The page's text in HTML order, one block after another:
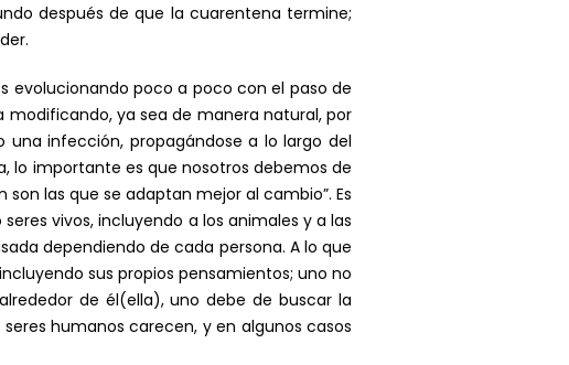
después de que la cuarentena termine;
evolucionando poco a poco con el paso de
modificando, ya sea de manera natural, por
infección, propagándose a lo largo del
lo importante es que nosotros debemos de
las que se adaptan mejor al cambio”. Es
vivos, incluyendo a los animales y a las
dependiendo de cada persona. A lo que
sus propios pensamientos; uno no
de él(ella), uno debe de buscar la
humanos carecen, y en algunos casos